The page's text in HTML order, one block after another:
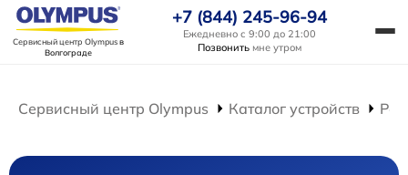
Сервисный центр Olympusв
Волгограде
+7 (844) 245-96-94
Ежедневно с 9:00 до 21:00
Позвонить мне утром
Сервисный центр Olympus Каталог устройств